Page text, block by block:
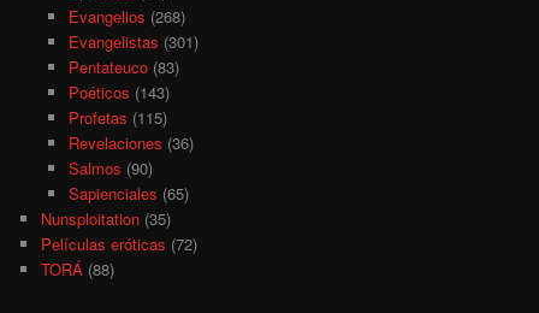
Evangelios (268)
Evangelistas (301)
Pentateuco(83)
Poéticos (143)
Profetas (115)
Revelaciones (36)
Salmos (90)
Sapienciales (65)
Nunsploitation (35)
Películas eróticas (72)
TORÁ (88)